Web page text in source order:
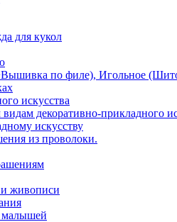
для кукол
по филе), Игольное
искусства
декоративно-прикладного
искусству
из проволоки.
живописи
малышей